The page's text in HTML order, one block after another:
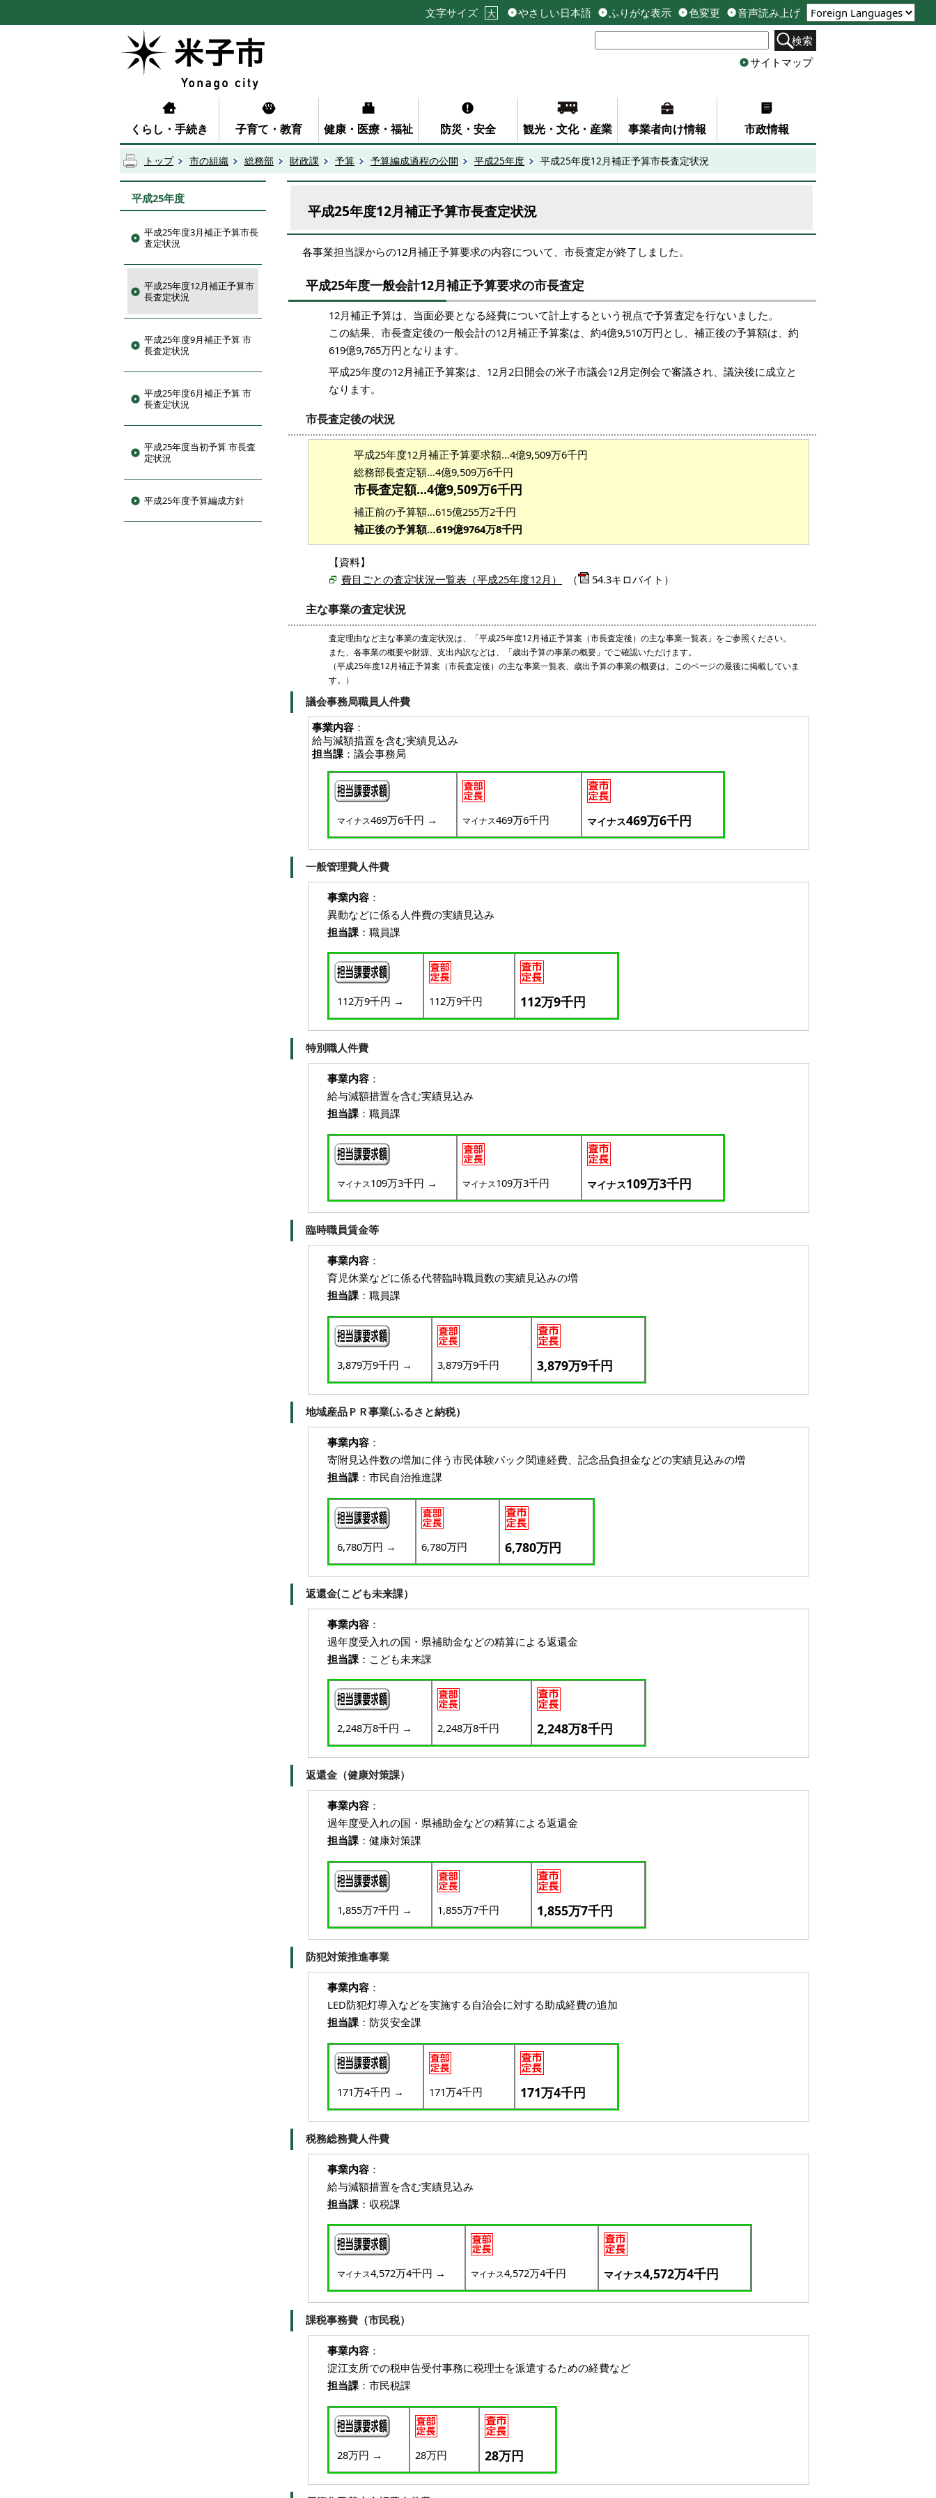
文字サイズ 大 やさしい日本語 ふりがな表示 色変更
音声読み上げ
検索
サイトマップ
くらし・手続き 子育て・教育 健康・医療・福祉 防災・安全 観光・文化・産業 事業者向け情報 市政情報
トップ 市の組織 総務部 財政課 予算 予算編成過程の公開 平成25年度 平成25年度12月補正予算市長査定状況
平成25年度
平成25年度3月補正予算市長
査定状況
平成25年度12月補正予算市
長査定状況
平成25年度9月補正予算 市
長査定状況
平成25年度6月補正予算 市
長査定状況
平成25年度当初予算 市長査
定状況
平成25年度予算編成方針
平成25年度12月補正予算市長査定状況
各事業担当課からの12月補正予算要求の内容について、市長査定が終了しました。
平成25年度一般会計12月補正予算要求の市長査定
12月補正予算は、当面必要となる経費について計上するという視点で予算査定を行ないました。
この結果、市長査定後の一般会計の12月補正予算案は、約4億9,510万円とし、補正後の予算額は、約
619億9,765万円となります。
平成25年度の12月補正予算案は、12月2日開会の米子市議会12月定例会で審議され、議決後に成立と
なります。
市長査定後の状況
平成25年度12月補正予算要求額…4億9,509万6千円
総務部長査定額…4億9,509万6千円
市長査定額…4億9,509万6千円
補正前の予算額…615億255万2千円
補正後の予算額…619億9764万8千円
【資料】
費目ごとの査定状況一覧表（平成25年度12月）
（ 54.3キロバイト）
主な事業の査定状況
査定理由など主な事業の査定状況は、「平成25年度12月補正予算案（市長査定後）の主な事業一覧表」をご参照ください。
また、各事業の概要や財源、支出内訳などは、「歳出予算の事業の概要」でご確認いただけます。
（平成25年度12月補正予算案（市長査定後）の主な事業一覧表、歳出予算の事業の概要は、このページの最後に掲載していま
す。）
議会事務局職員人件費
事業内容 ：
給与減額措置を含む実績見込み
担当課 ：議会事務局
マイナス469万6千円 → マイナス469万6千円 マイナス469万6千円
一般管理費人件費
事業内容 ：
異動などに係る人件費の実績見込み
担当課 ：職員課
112万9千円 → 112万9千円 112万9千円
特別職人件費
事業内容 ：
給与減額措置を含む実績見込み
担当課 ：職員課
マイナス109万3千円 → マイナス109万3千円 マイナス109万3千円
臨時職員賃金等
事業内容 ：
育児休業などに係る代替臨時職員数の実績見込みの増
担当課 ：職員課
3,879万9千円 → 3,879万9千円 3,879万9千円
地域産品ＰＲ事業(ふるさと納税）
事業内容 ：
寄附見込件数の増加に伴う市民体験パック関連経費、記念品負担金などの実績見込みの増
担当課 ：市民自治推進課
6,780万円 → 6,780万円 6,780万円
返還金(こども未来課）
事業内容 ：
過年度受入れの国・県補助金などの精算による返還金
担当課 ：こども未来課
2,248万8千円 → 2,248万8千円 2,248万8千円
返還金（健康対策課）
事業内容 ：
過年度受入れの国・県補助金などの精算による返還金
担当課 ：健康対策課
1,855万7千円 → 1,855万7千円 1,855万7千円
防犯対策推進事業
事業内容 ：
LED防犯灯導入などを実施する自治会に対する助成経費の追加
担当課 ：防災安全課
171万4千円 → 171万4千円 171万4千円
税務総務費人件費
事業内容 ：
給与減額措置を含む実績見込み
担当課 ：収税課
マイナス4,572万4千円 → マイナス4,572万4千円 マイナス4,572万4千円
課税事務費（市民税）
事業内容 ：
淀江支所での税申告受付事務に税理士を派遣するための経費など
担当課 ：市民税課
28万円 → 28万円 28万円